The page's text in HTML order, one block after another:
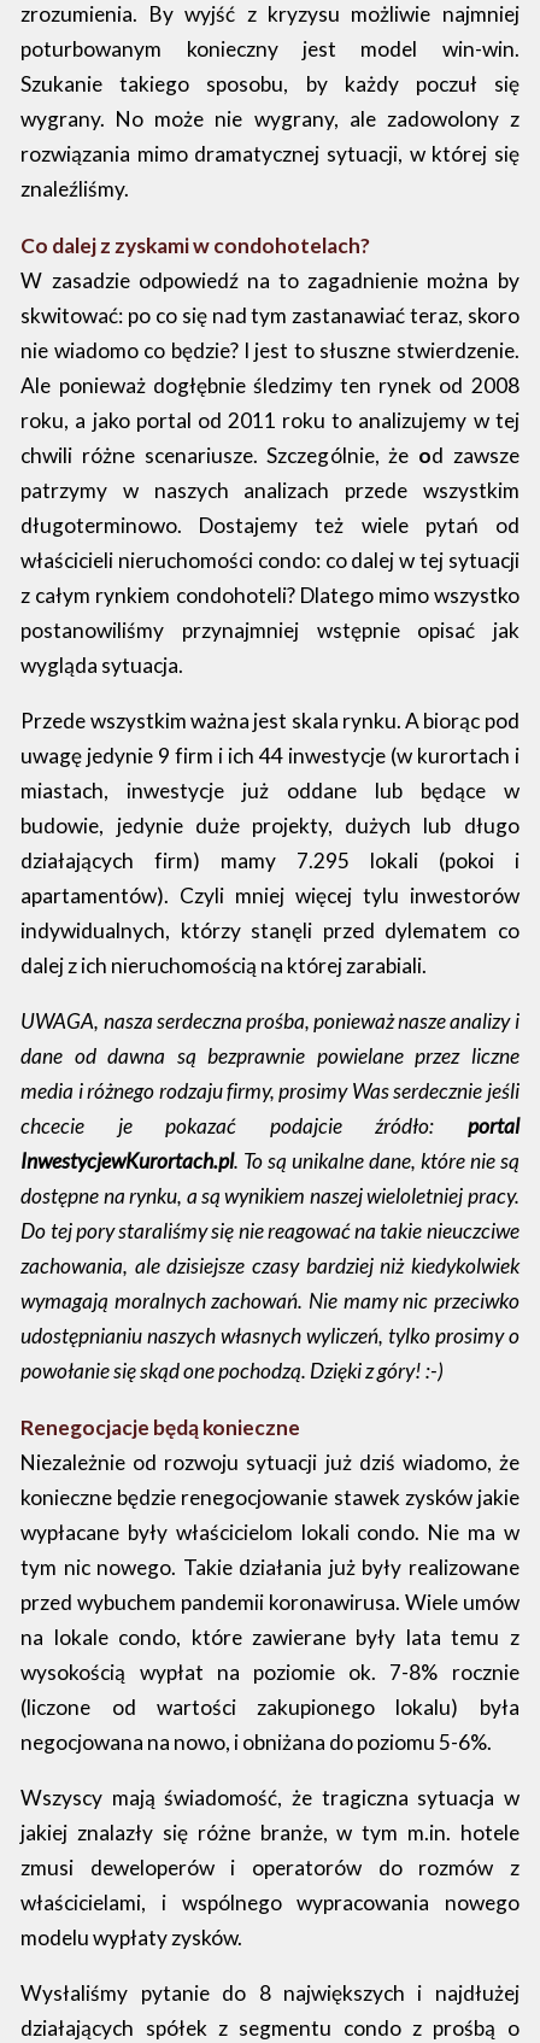
zrozumienia. By wyjść z kryzysu możliwie najmniej
poturbowanym konieczny jest model win-win.
Szukanie takiego sposobu, by każdy poczuł się
wygrany. No może nie wygrany, ale zadowolony z
rozwiązania mimo dramatycznej sytuacji, w której się
znaleźliśmy.
Co dalej z zyskami w condohotelach?
W zasadzie odpowiedź na to zagadnienie można by
skwitować: po co się nad tym zastanawiać teraz, skoro
nie wiadomo co będzie? I jest to słuszne stwierdzenie.
Ale ponieważ dogłębnie śledzimy ten rynek od 2008
roku, a jako portal od 2011 roku to analizujemy w tej
chwili różne scenariusze. Szczególnie, że od zawsze
patrzymy w naszych analizach przede wszystkim
długoterminowo. Dostajemy też wiele pytań od
właścicieli nieruchomości condo: co dalej w tej sytuacji
z całym rynkiem condohoteli? Dlatego mimo wszystko
postanowiliśmy przynajmniej wstępnie opisać jak
wygląda sytuacja.
Przede wszystkim ważna jest skala rynku. A biorąc pod
uwagę jedynie 9 firm i ich 44 inwestycje (w kurortach i
miastach, inwestycje już oddane lub będące w
budowie, jedynie duże projekty, dużych lub długo
działających firm) mamy 7.295 lokali (pokoi i
apartamentów). Czyli mniej więcej tylu inwestorów
indywidualnych, którzy stanęli przed dylematem co
dalej z ich nieruchomością na której zarabiali.
UWAGA, nasza serdeczna prośba, ponieważ nasze analizy i
dane od dawna są bezprawnie powielane przez liczne
media i różnego rodzaju firmy, prosimy Was serdecznie jeśli
chcecie je pokazać podajcie źródło: portal
InwestycjewKurortach.pl. To są unikalne dane, które nie są
dostępne na rynku, a są wynikiem naszej wieloletniej pracy.
Do tej pory staraliśmy się nie reagować na takie nieuczciwe
zachowania, ale dzisiejsze czasy bardziej niż kiedykolwiek
wymagają moralnych zachowań. Nie mamy nic przeciwko
udostępnianiu naszych własnych wyliczeń, tylko prosimy o
powołanie się skąd one pochodzą. Dzięki z góry! :-)
Renegocjacje będą konieczne
Niezależnie od rozwoju sytuacji już dziś wiadomo, że
konieczne będzie renegocjowanie stawek zysków jakie
wypłacane były właścicielom lokali condo. Nie ma w
tym nic nowego. Takie działania już były realizowane
przed wybuchem pandemii koronawirusa. Wiele umów
na lokale condo, które zawierane były lata temu z
wysokością wypłat na poziomie ok. 7-8% rocznie
(liczone od wartości zakupionego lokalu) była
negocjowana na nowo, i obniżana do poziomu 5-6%.
Wszyscy mają świadomość, że tragiczna sytuacja w
jakiej znalazły się różne branże, w tym m.in. hotele
zmusi deweloperów i operatorów do rozmów z
właścicielami, i wspólnego wypracowania nowego
modelu wypłaty zysków.
Wysłaliśmy pytanie do 8 największych i najdłużej
działających spółek z segmentu condo z prośbą o